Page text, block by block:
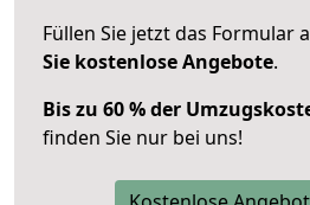
Füllen Sie jetzt das Formular
Sie kostenlose Angebote.
Bis zu 60 % der
finden Sie nur bei uns!